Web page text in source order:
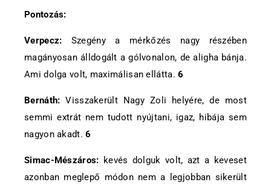
Pontozás:
Verpecz: Szegény a mérkőzés nagy részében
magányosan álldogált a gólvonalon, de aligha bánja.
Ami dolga volt, maximálisan ellátta.6
Bernáth:Visszakerült Nagy Zoli helyére, de most
semmi extrát nem tudott nyújtani, igaz, hibája sem
nagyon akadt.6
Simac-Mészáros: kevés dolguk volt, azt a keveset
azonban meglepő módon nem a legjobban sikerült